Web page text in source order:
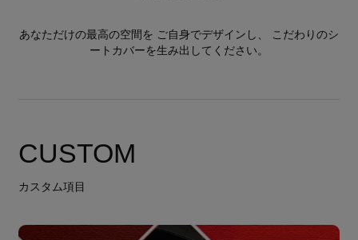
あなただけの最高の空間を ご自身でデザインし、 こだわりのシ
ートカバーを生み出してください。
CUSTOM
カスタム項目